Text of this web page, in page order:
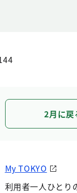
2月に戻
My TOKYO
利用者一人ひとり